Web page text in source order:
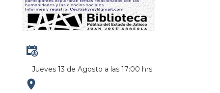
Jueves 13 de Agosto a las 17:00 hrs.